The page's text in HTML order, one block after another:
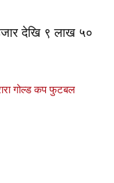
देखि ९ लाख ५०
गोल्ड कप फुटबल